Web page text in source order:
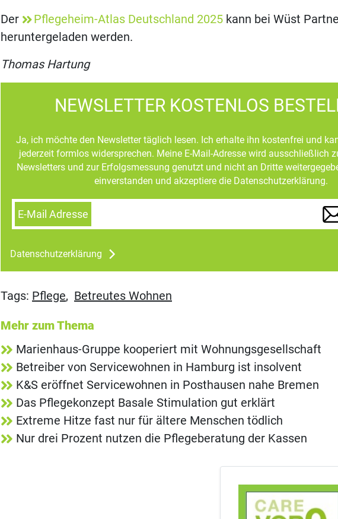
Der
Pflegeheim-Atlas Deutschland 2025 kann bei Wüst
heruntergeladen werden.
Thomas Hartung
NEWSLETTER KOSTENLOS
Ja, ich möchte den Newsletter täglich lesen. Ich erhalte ihn kostenfrei und
jederzeit formlos widersprechen. Meine E-Mail-Adresse wird ausschließlich
Newsletters und zur Erfolgsmessung genutzt und nicht an Dritte
einverstanden und akzeptiere die Datenschutzerklärung.
E-Mail Adresse
Datenschutzerklärung
Tags: Pflege, Betreutes Wohnen
Mehr zum Thema
Marienhaus-Gruppe kooperiert mit Wohnungsgesellschaft
Betreiber von Servicewohnen in Hamburg ist insolvent
K&S eröffnet Servicewohnen in Posthausen nahe Bremen
Das Pflegekonzept Basale Stimulation gut erklärt
Extreme Hitze fast nur für ältere Menschen tödlich
Nur drei Prozent nutzen die Pflegeberatung der Kassen